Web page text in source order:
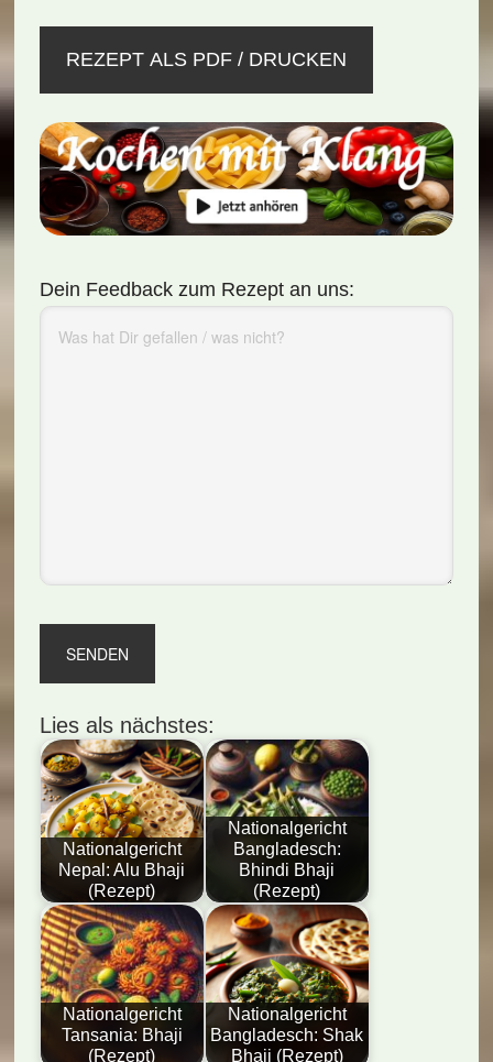
REZEPT ALS PDF / DRUCKEN
Dein Feedback zum Rezept an uns:
Lies als nächstes:
Nationalgericht
Nepal: Alu Bhaji
(Rezept)
Nationalgericht
Bangladesch:
Bhindi Bhaji
(Rezept)
Nationalgericht
Tansania: Bhaji
(Rezept)
Nationalgericht
Bangladesch: Shak
Bhaji (Rezept)